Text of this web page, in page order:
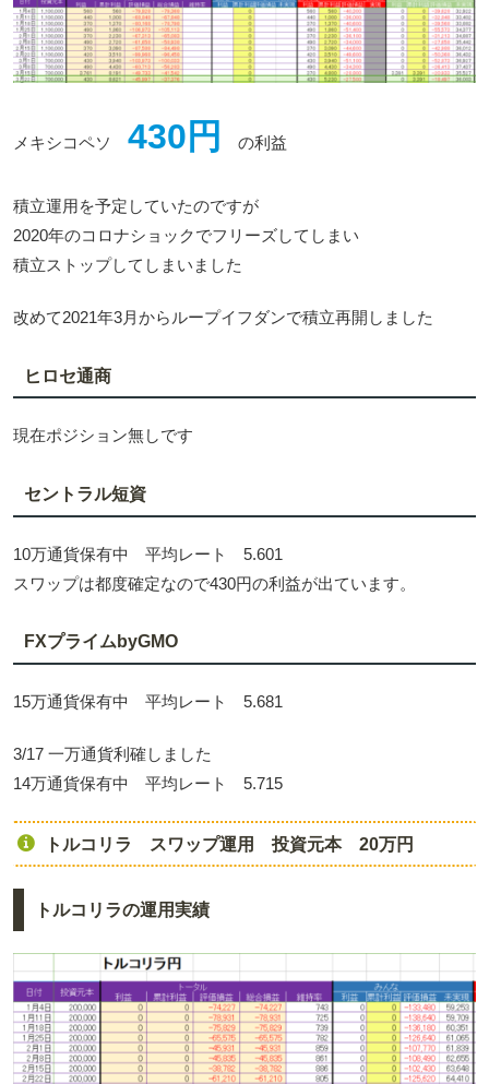
メキシコペソ 430円 の利益
積立運用を予定していたのですが
2020年のコロナショックでフリーズしてしまい
積立ストップしてしまいました
改めて2021年3月からループイフダンで積立再開しました
ヒロセ通商
現在ポジション無しです
セントラル短資
10万通貨保有中 平均レート 5.601
スワップは都度確定なので430円の利益が出ています。
FXプライムbyGMO
15万通貨保有中 平均レート 5.681
3/17 一万通貨利確しました
14万通貨保有中 平均レート 5.715
トルコリラ スワップ運用 投資元本 20万円
トルコリラの運用実績